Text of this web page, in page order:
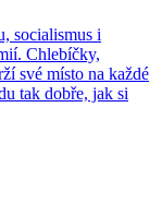
socialismus i
Chlebíčky,
své místo na každé
tak dobře, jak si